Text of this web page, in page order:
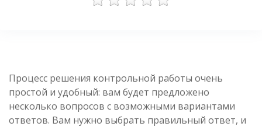
Процесс решения контрольной работы очень
простой и удобный: вам будет предложено
несколько вопросов с возможными вариантами
ответов. Вам нужно выбрать правильный ответ, и